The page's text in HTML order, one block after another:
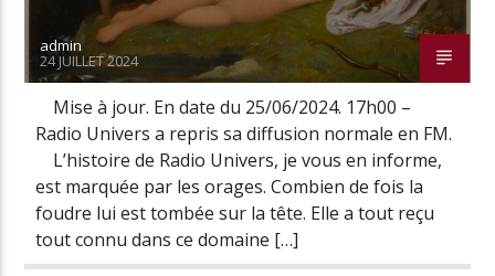
admin
24 JUILLET 2024
Mise à jour. En date du 25/06/2024. 17h00 –
Radio Univers a repris sa diffusion normale en FM.
L’histoire de Radio Univers, je vous en informe,
est marquée par les orages. Combien de fois la
foudre lui est tombée sur la tête. Elle a tout reçu
tout connu dans ce domaine […]